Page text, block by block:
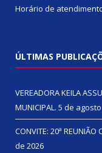
Horário de
ÚLTIMAS
VEREADORA KEILA
MUNICIPAL. 5 de
CONVITE: 20ª
de 2026